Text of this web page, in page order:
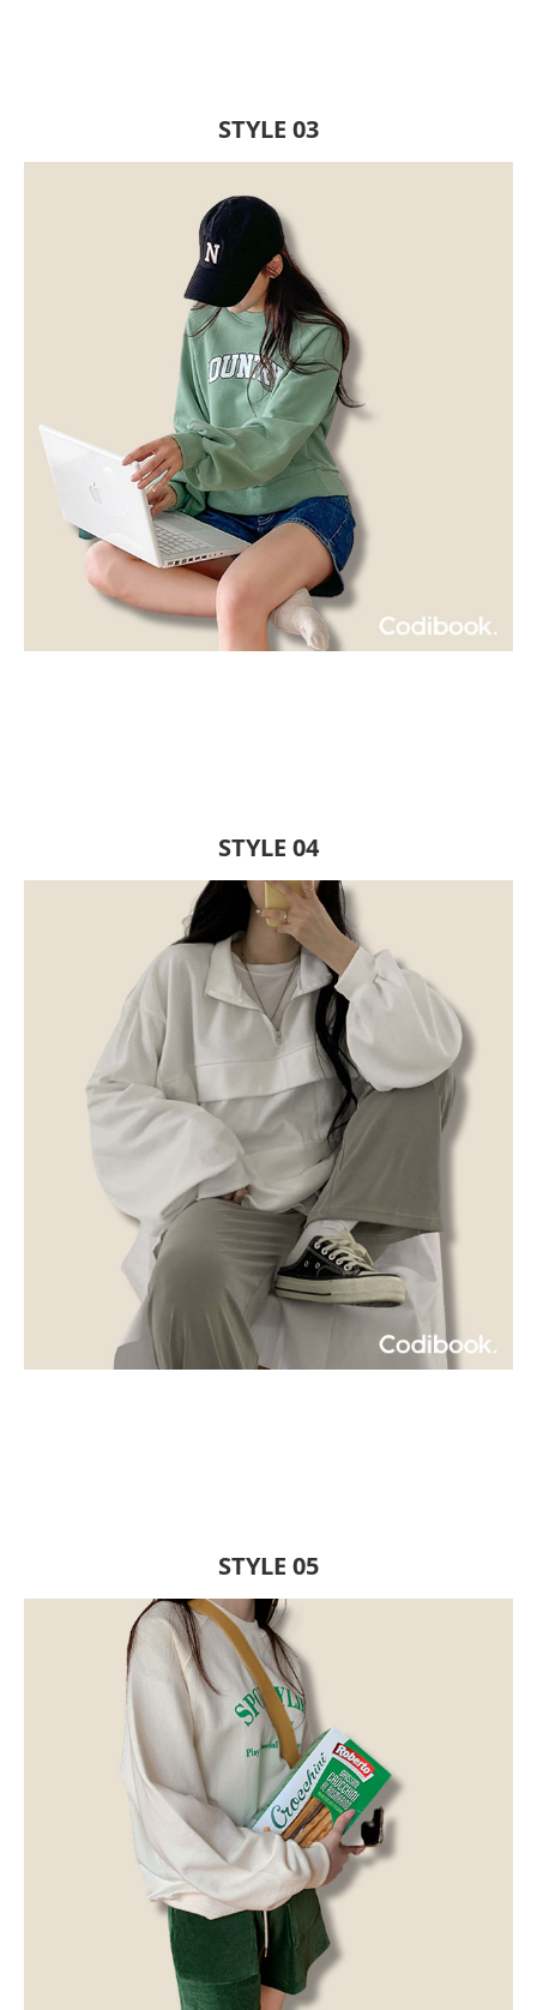
STYLE 03
STYLE 04
STYLE 05